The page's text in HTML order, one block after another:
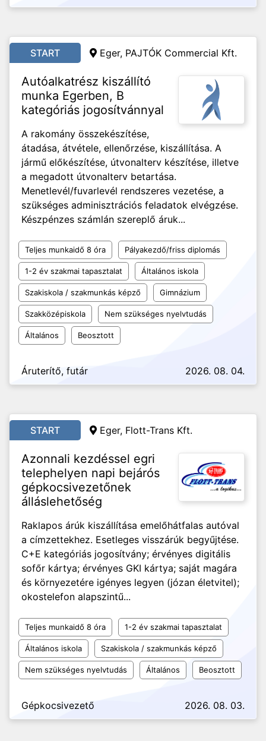
START Eger, PAJTÓK Commercial Kft.
Autóalkatrész kiszállító
munka Egerben, B
kategóriás jogosítvánnyal
A rakomány összekészítése,
átadása, átvétele, ellenőrzése, kiszállítása. A
jármű előkészítése, útvonalterv készítése, illetve
a megadott útvonalterv betartása.
Menetlevél/fuvarlevél rendszeres vezetése, a
szükséges adminisztrációs feladatok elvégzése.
Készpénzes számlán szereplő áruk...
Teljes munkaidő 8 óra Pályakezdő/friss diplomás
1-2 év szakmai tapasztalat Általános iskola
Szakiskola / szakmunkás képző Gimnázium
Szakközépiskola Nem szükséges nyelvtudás
Általános Beosztott
Áruterítő, futár 2026. 08. 04.
START Eger, Flott-Trans Kft.
Azonnali kezdéssel egri
telephelyen napi bejárós
gépkocsivezetőnek
álláslehetőség
Raklapos árúk kiszállítása emelőhátfalas autóval
a címzettekhez. Esetleges visszárúk begyűjtése.
C+E kategóriás jogosítvány; érvényes digitális
sofőr kártya; érvényes GKI kártya; saját magára
és környezetére igényes legyen (józan életvitel);
okostelefon alapszintű...
Teljes munkaidő 8 óra 1-2 év szakmai tapasztalat
Általános iskola Szakiskola / szakmunkás képző
Nem szükséges nyelvtudás Általános Beosztott
Gépkocsivezető 2026. 08. 03.